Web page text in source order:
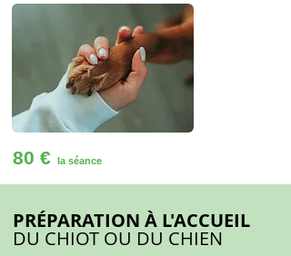
PRÉPARATION À L'ACCUEIL
DU CHIOT OU DU CHIEN
80 € la séance